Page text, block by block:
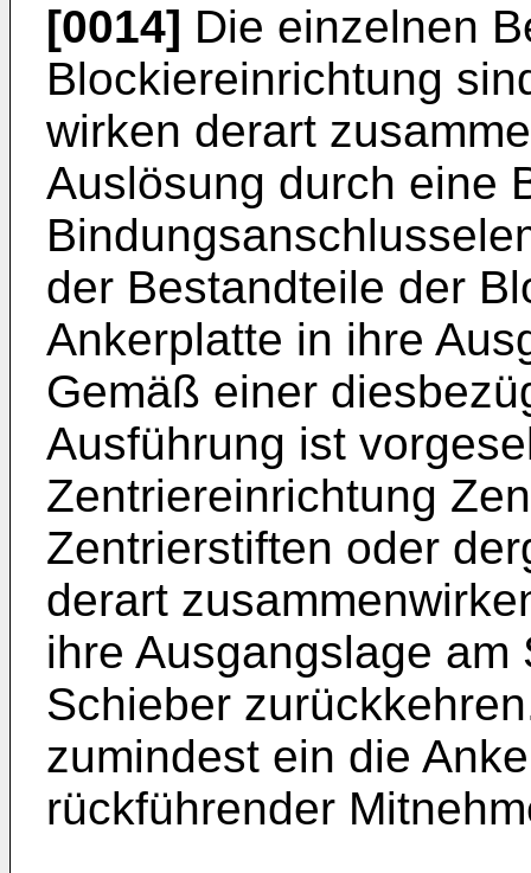
[0014] Die einzelnen
Blockiereinrichtung
wirken derart
Auslösung durch eine
der Bestandteile der
Ankerplatte in ihre
Gemäß einer
Ausführung ist
Zentriereinrichtung
Zentrierstiften oder
derart
ihre Ausgangslage
Schieber
zumindest ein die
rückführender